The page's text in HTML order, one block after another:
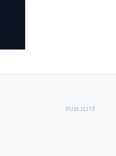
PUBLICITÉ